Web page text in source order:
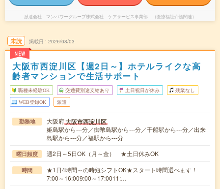
派遣会社 マンパワーグループ株式会社 ケアサービス事業部 （医療福祉介護関連）
未読
NEW
掲載日 2026/08/03
大阪市西淀川区【週2日～】ホテルライクな高
齢者マンションで生活サポート
職種未経験OK 交通費別途支給あり 土日祝日が休み 残業なし
WEB登録OK 派遣
勤務地 大阪府大阪市西淀川区
姫島駅から---分／御幣島駅から---分／千船駅から---分／出来
島駅から---分／福駅から---分
曜日頻度 週2日～5日OK（月～金） ★土日休みOK
時間
★1日4時間～の時短シフトOK★スタート時間選べます！
7:00～16:009:00～17:0011:…